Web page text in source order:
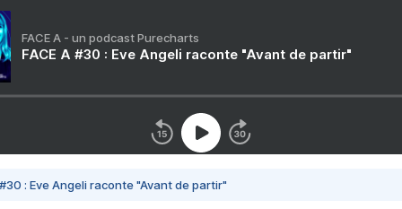
FACE A - un podcast Purecharts
FACE A #30 : Eve Angeli raconte "Avant de partir"
#30 : Eve Angeli raconte "Avant de partir"